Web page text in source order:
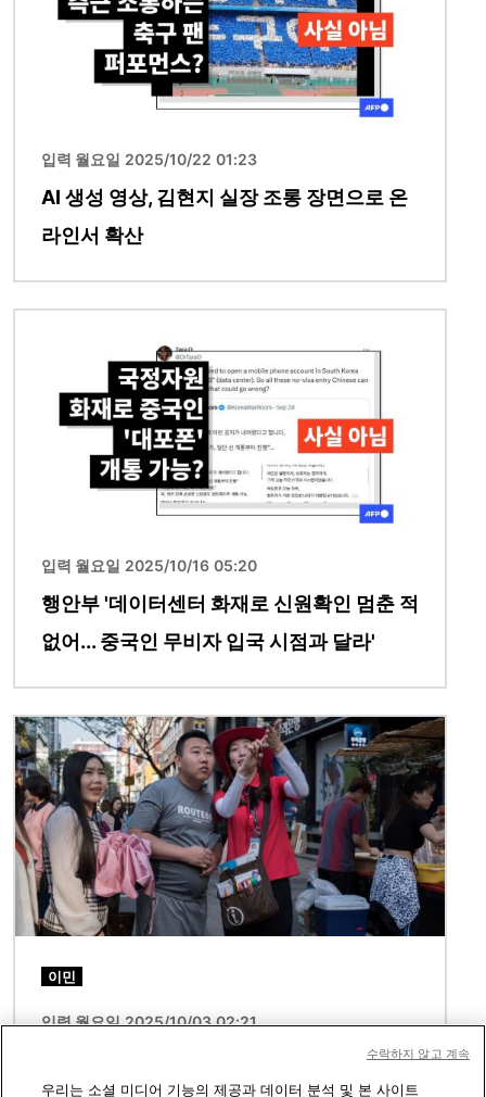
입력 월요일 2025/10/22 01:23
AI 생성 영상, 김현지 실장 조롱 장면으로 온
라인서 확산
입력 월요일 2025/10/16 05:20
행안부 '데이터센터 화재로 신원확인 멈춘 적
없어... 중국인 무비자 입국 시점과 달라'
이미지
이민
입력 월요일 2025/10/03 02:21
중국인 무비자 입국 괴담 확산... 실제 제도는
우리는 소셜 미디어 기능의 제공과 데이터 분석 및 본 사이트
수락하지 않고 계속